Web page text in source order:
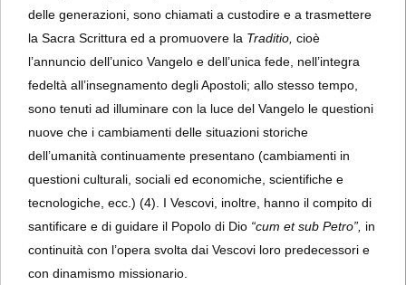
delle generazioni, sono chiamati a custodire e a trasmettere
la Sacra Scrittura ed a promuovere la Traditio, cioè
l’annuncio dell’unico Vangelo e dell’unica fede, nell’integra
fedeltà all’insegnamento degli Apostoli; allo stesso tempo,
sono tenuti ad illuminare con la luce del Vangelo le questioni
nuove che i cambiamenti delle situazioni storiche
dell’umanità continuamente presentano (cambiamenti in
questioni culturali, sociali ed economiche, scientifiche e
tecnologiche, ecc.) (4). I Vescovi, inoltre, hanno il compito di
santificare e di guidare il Popolo di Dio “cum et sub Petro”, in
continuità con l’opera svolta dai Vescovi loro predecessori e
con dinamismo missionario.